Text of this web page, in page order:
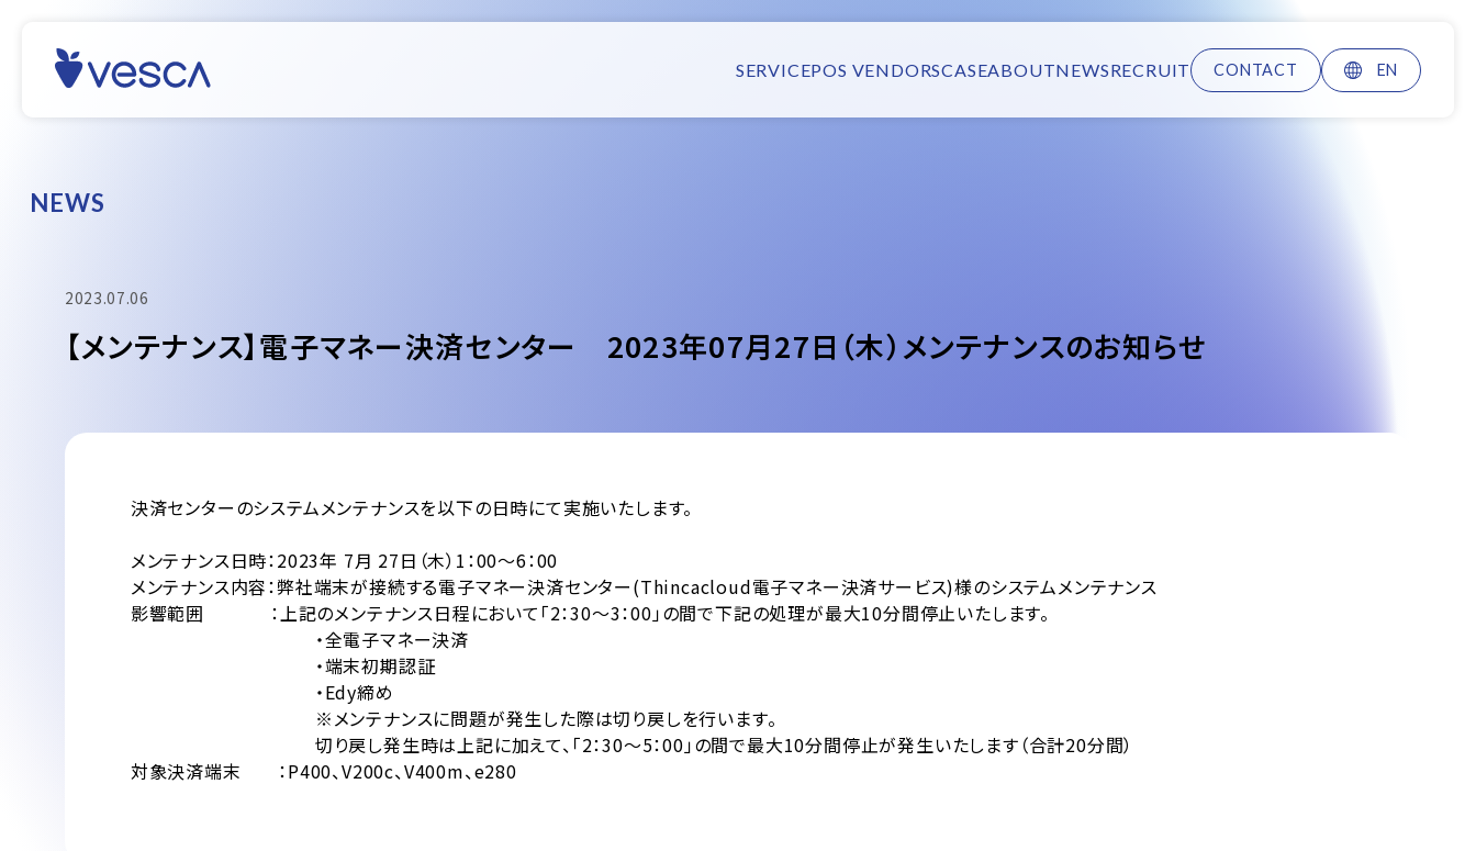
SERVICEPOS VENDORSCASEABOUTNEWSRECRUIT CONTACT EN
NEWS
2023.07.06
【メンテナンス】電子マネー決済センター 2023年07月27日（木）メンテナンスのお知らせ
決済センターのシステムメンテナンスを以下の日時にて実施いたします。
メンテナンス日時：2023年 7月 27日（木）1：00～6：00
メンテナンス内容：弊社端末が接続する電子マネー決済センター(Thincacloud電子マネー決済サービス)様のシステムメンテナンス
影響範囲 ：上記のメンテナンス日程において「2：30～3：00」の間で下記の処理が最大10分間停止いたします。
・全電子マネー決済
・端末初期認証
・Edy締め
※メンテナンスに問題が発生した際は切り戻しを行います。
切り戻し発生時は上記に加えて、「2：30～5：00」の間で最大10分間停止が発生いたします（合計20分間）
対象決済端末 ：P400、V200c、V400m、e280